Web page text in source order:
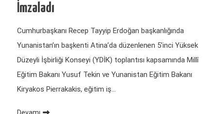
İmzaladı
Cumhurbaşkanı Recep Tayyip Erdoğan başkanlığında
Yunanistan’ın başkenti Atina’da düzenlenen 5’inci Yüksek
Düzeyli İşbirliği Konseyi (YDİK) toplantısı kapsamında Millî
Eğitim Bakanı Yusuf Tekin ve Yunanistan Eğitim Bakanı
Kiryakos Pierrakakis, eğitim iş…
Devamı